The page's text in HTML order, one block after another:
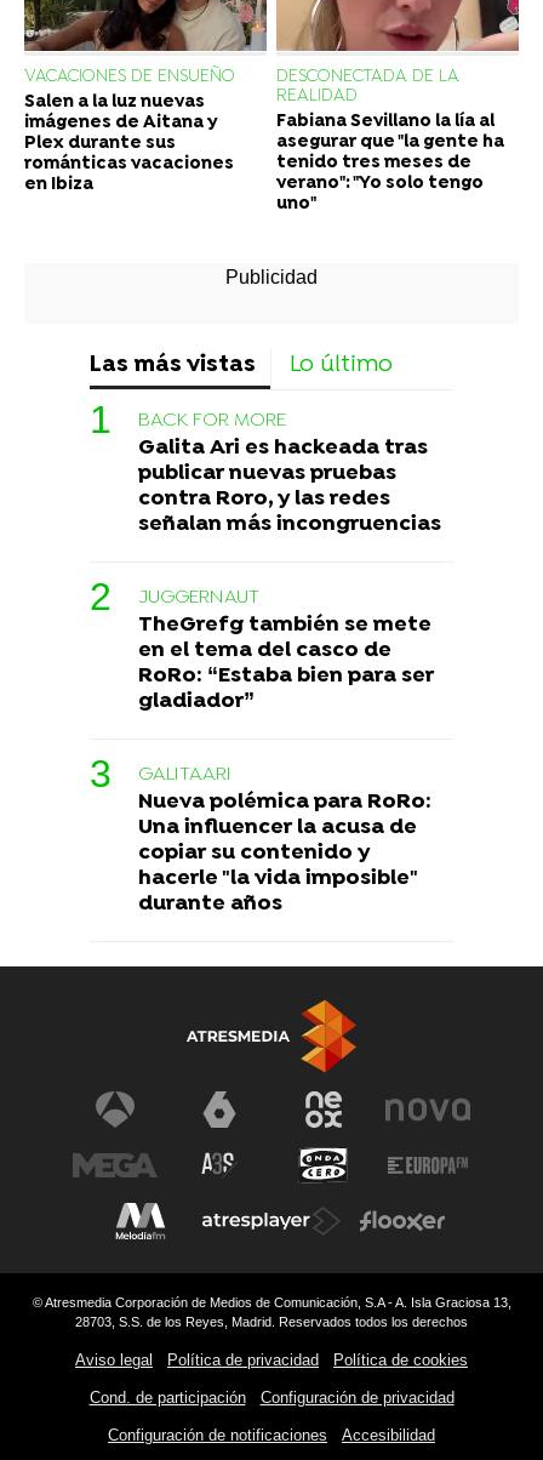
VACACIONES DE ENSUEÑO
Salen a la luz nuevas
imágenes de Aitana y
Plex durante sus
románticas vacaciones
en Ibiza
DESCONECTADA DE LA
REALIDAD
Fabiana Sevillano la lía al
asegurar que "la gente ha
tenido tres meses de
verano": "Yo solo tengo
uno"
Las más vistas Lo último
BACK FOR MORE
Galita Ari es hackeada tras
publicar nuevas pruebas
contra Roro, y las redes
señalan más incongruencias
JUGGERNAUT
TheGrefg también se mete
en el tema del casco de
RoRo: “Estaba bien para ser
gladiador”
GALITAARI
Nueva polémica para RoRo:
Una influencer la acusa de
copiar su contenido y
hacerle "la vida imposible"
durante años
© Atresmedia Corporación de Medios de Comunicación, S.A - A. Isla Graciosa 13,
28703, S.S. de los Reyes, Madrid. Reservados todos los derechos
Aviso legal Política de privacidad Política de cookies
Cond. de participación Configuración de privacidad
Configuración de notificaciones Accesibilidad